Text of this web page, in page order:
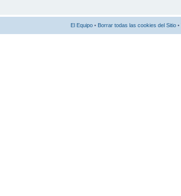
El Equipo • Borrar todas las cookies del Sitio